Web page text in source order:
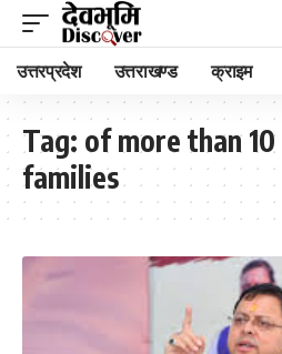
उत्तरप्रदेश उत्तराखण्ड क्राइम
Tag: of more than
families